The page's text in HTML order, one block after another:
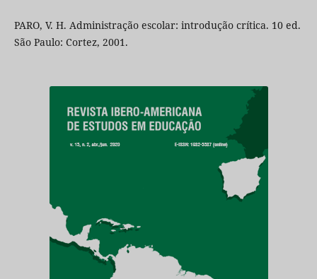
PARO, V. H. Administração escolar: introdução crítica. 10 ed.
São Paulo: Cortez, 2001.